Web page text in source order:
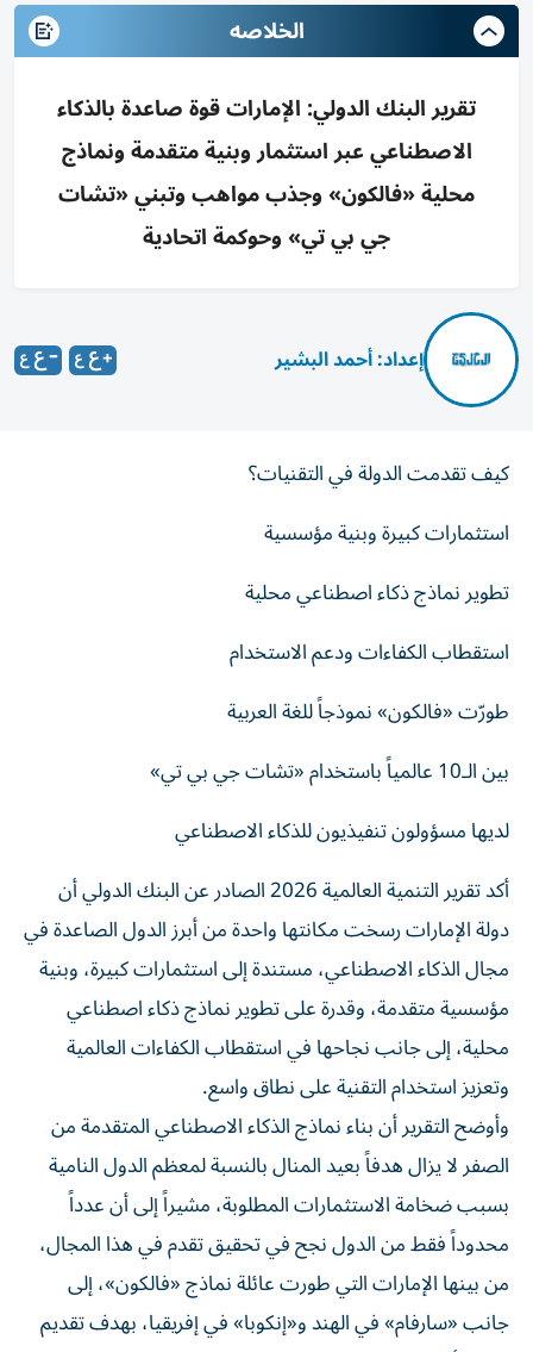
الخلاصه
تقرير البنك الدولي: الإمارات قوة صاعدة بالذكاء
الاصطناعي عبر استثمار وبنية متقدمة ونماذج
محلية «فالكون» وجذب مواهب وتبني «تشات
جي بي تي» وحوكمة اتحادية
إعداد: أحمد البشير
كيف تقدمت الدولة في التقنيات؟
استثمارات كبيرة وبنية مؤسسية
تطوير نماذج ذكاء اصطناعي محلية
استقطاب الكفاءات ودعم الاستخدام
طورّت «فالكون» نموذجاً للغة العربية
بين الـ10 عالمياً باستخدام «تشات جي بي تي»
لديها مسؤولون تنفيذيون للذكاء الاصطناعي
أكد تقرير التنمية العالمية 2026 الصادر عن البنك الدولي أن
دولة الإمارات رسخت مكانتها واحدة من أبرز الدول الصاعدة في
مجال الذكاء الاصطناعي، مستندة إلى استثمارات كبيرة، وبنية
مؤسسية متقدمة، وقدرة على تطوير نماذج ذكاء اصطناعي
محلية، إلى جانب نجاحها في استقطاب الكفاءات العالمية
وتعزيز استخدام التقنية على نطاق واسع.
وأوضح التقرير أن بناء نماذج الذكاء الاصطناعي المتقدمة من
الصفر لا يزال هدفاً بعيد المنال بالنسبة لمعظم الدول النامية
بسبب ضخامة الاستثمارات المطلوبة، مشيراً إلى أن عدداً
محدوداً فقط من الدول نجح في تحقيق تقدم في هذا المجال،
من بينها الإمارات التي طورت عائلة نماذج «فالكون»، إلى
جانب «سارفام» في الهند و«إنكوبا» في إفريقيا، بهدف تقديم